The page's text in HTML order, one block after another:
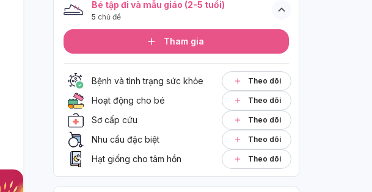
Bé tập đi và mẫu giáo (2-5 tuổi)
5 chủ đề
Tham gia
Bệnh và tình trạng sức khỏe Theo dõi
Hoạt động cho bé Theo dõi
Sơ cấp cứu Theo dõi
Nhu cầu đặc biệt Theo dõi
Hạt giống cho tâm hồn Theo dõi